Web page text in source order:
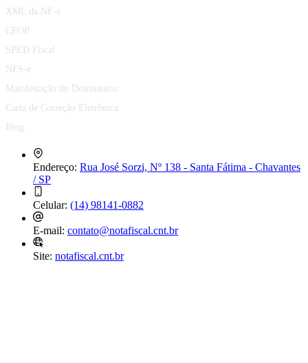
XML da NF-e
CFOP
SPED Fiscal
NFS-e
Manifestação do Destinatário
Carta de Correção Eletrônica
Blog
Endereço: Rua José Sorzi, Nº 138 - Santa Fátima - Chavantes
/ SP
Celular: (14) 98141-0882
E-mail: contato@notafiscal.cnt.br
Site: notafiscal.cnt.br